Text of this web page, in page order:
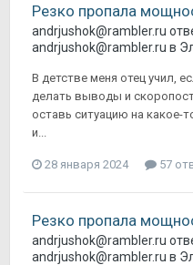
Резко пропала
andrjushok@rambler.ru
andrjushok@rambler.ru в
В детстве меня отец учил,
делать выводы и
оставь ситуацию на какое-
и...
28 января 2024 57
Резко пропала
andrjushok@rambler.ru
andrjushok@rambler.ru в